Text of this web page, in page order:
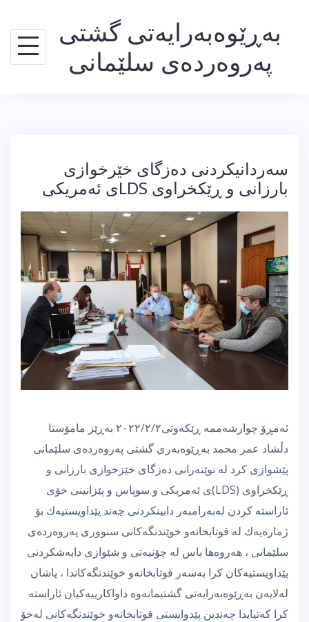
بەڕێوەبەرایەتی گشتی
پەروەردەی سلێمانی
سەردانیکردنی دەزگای خێرخوازی
بارزانی و ڕێکخراوی LDSی ئەمریکی
ئەمڕۆ چوارشەممە ڕێكەوتی٢٠٢٢/٢/٢ بەڕێز مامۆستا
دڵشاد عمر محمد بەڕێوەبەری گشتی پەروەردەی سلێمانی
پێشوازی كرد لە نوێنەرانی دەزگای خێزخوازی بارزانی و
ڕێكخراوی (LDS)ی ئەمریكی و سوپاس و پێزانینی خۆی
ئاراستە كردن لەبەرامبەر دابینكردنی چەند پێداویستیەك بۆ
ژمارەیەك لە قوتابخانەو خوێندنگەكانی سنووری پەروەردەی
سلێمانی ، هەروەها باس لە چۆنیەتی و شێوازی دابەشكردنی
پێداویستیەكان كرا بەسەر قوتابخانەو خوێندنگەكاندا ، پاشان
لەلایەن بەڕێوەبەرایەتی گشتیمانەوە داواكارییەكیان ئاراستە
كرا كەتیایدا چەندین پێدوایستی قوتابخانەو خوێندنگەكانی لەخۆ